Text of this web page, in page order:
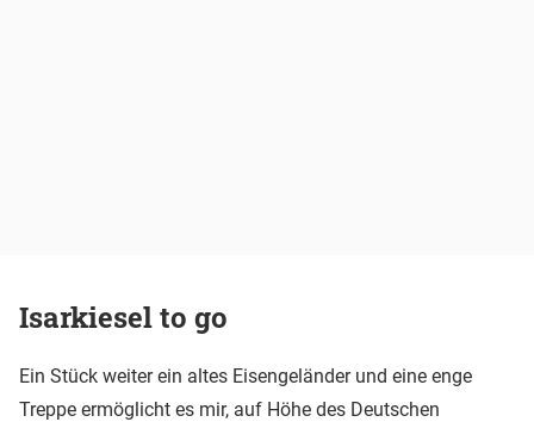
Isarkiesel to go
Ein Stück weiter ein altes Eisengeländer und eine enge
Treppe ermöglicht es mir, auf Höhe des Deutschen